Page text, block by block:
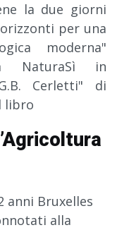
la due giorni
per una
moderna"
NaturaSì in
Cerletti" di
libro
anni Bruxelles
alla